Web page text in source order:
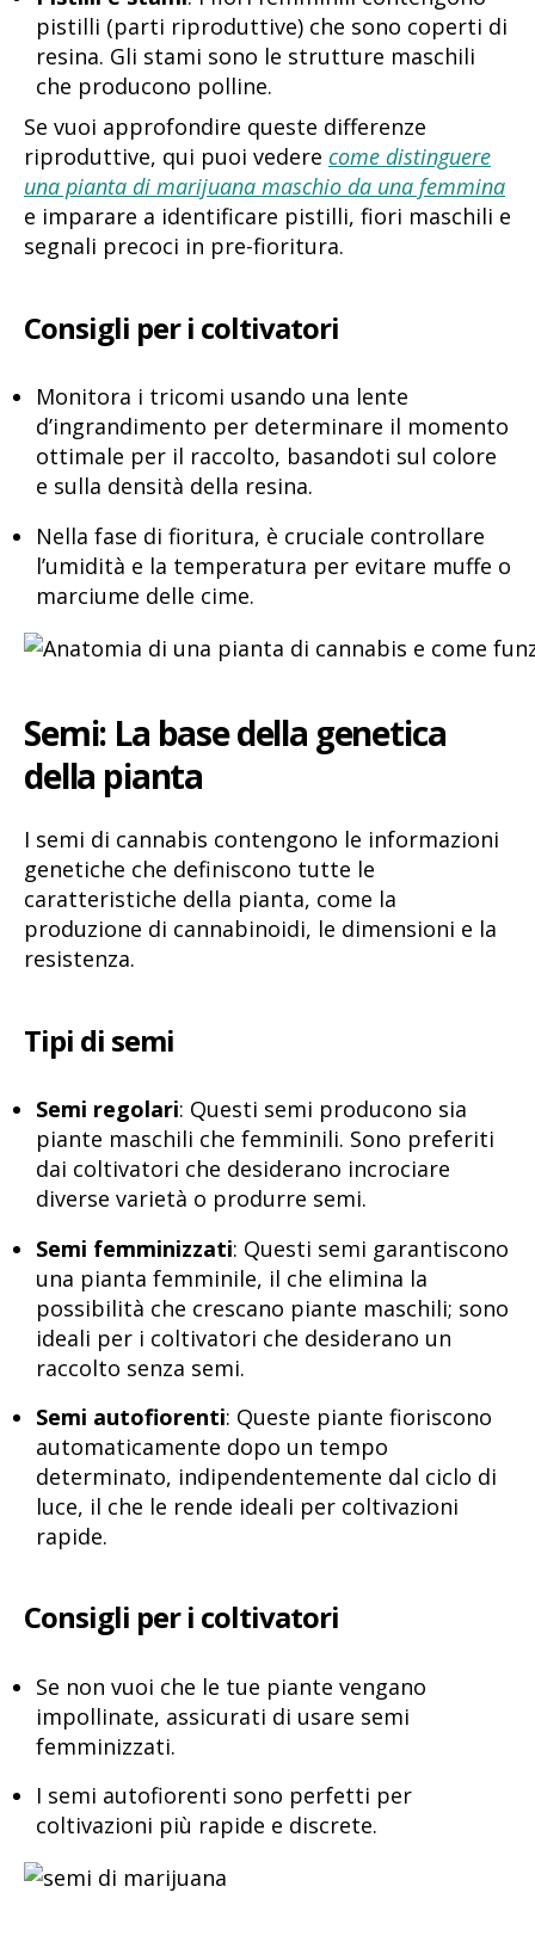
pistilli (parti riproduttive) che sono coperti di
resina. Gli stami sono le strutture maschili
che producono polline.
Se vuoi approfondire queste differenze
riproduttive, qui puoi vedere come distinguere
una pianta di marijuana maschio da una femmina
e imparare a identificare pistilli, fiori maschili e
segnali precoci in pre-fioritura.
Consigli per i coltivatori
Monitora i tricomi usando una lente
d’ingrandimento per determinare il momento
ottimale per il raccolto, basandoti sul colore
e sulla densità della resina.
Nella fase di fioritura, è cruciale controllare
l’umidità e la temperatura per evitare muffe o
marciume delle cime.
Semi: La base della genetica
della pianta
I semi di cannabis contengono le informazioni
genetiche che definiscono tutte le
caratteristiche della pianta, come la
produzione di cannabinoidi, le dimensioni e la
resistenza.
Tipi di semi
Semi regolari: Questi semi producono sia
piante maschili che femminili. Sono preferiti
dai coltivatori che desiderano incrociare
diverse varietà o produrre semi.
Semi femminizzati: Questi semi garantiscono
una pianta femminile, il che elimina la
possibilità che crescano piante maschili; sono
ideali per i coltivatori che desiderano un
raccolto senza semi.
Semi autofiorenti: Queste piante fioriscono
automaticamente dopo un tempo
determinato, indipendentemente dal ciclo di
luce, il che le rende ideali per coltivazioni
rapide.
Consigli per i coltivatori
Se non vuoi che le tue piante vengano
impollinate, assicurati di usare semi
femminizzati.
I semi autofiorenti sono perfetti per
coltivazioni più rapide e discrete.